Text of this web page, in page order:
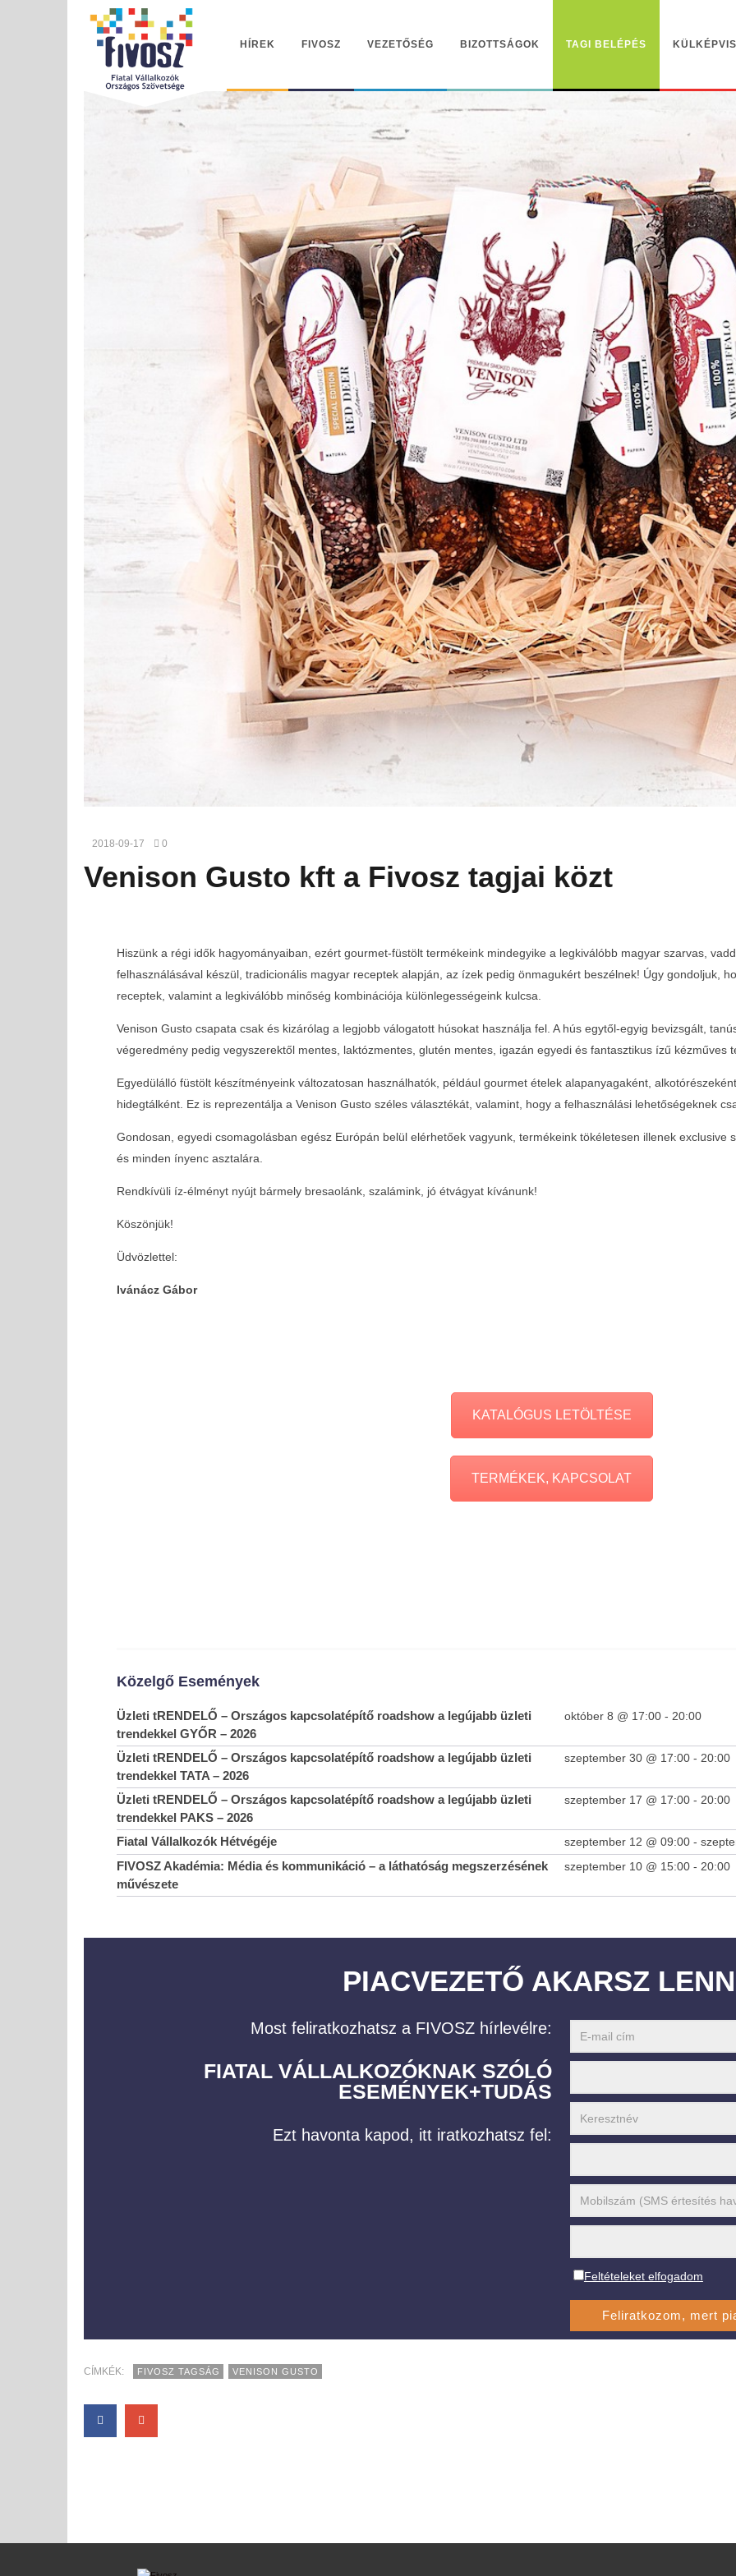
HÍREK FIVOSZ VEZETŐSÉG BIZOTTSÁGOK TAGI BELÉPÉS
2018-09-17 0
Venison Gusto kft a Fivosz tagjai közt
Venison Gusto kft a Fivosz tagjai közt
09-17
Teltházas FIVOSZ Garden Party-t tartottunk a Continental
2018-
09-17
Új régiós mozgásTÉR – üzleti lehetőségek, kapcsolatépítés
Ingatlan Bizottsága
2018-
09-17
Kereskedelmi Bizottság
javaslatokkal készülnek a fiatal vállalkozók
09-17
09-17
Hiszünk a régi idők hagyományaiban, ezért gourmet-füstölt termékeink mindegyike a legkiválóbb magyar szarvas,
felhasználásával készül, tradicionális magyar receptek alapján, az ízek pedig önmagukért beszélnek! Úgy gondoljuk,
receptek, valamint a legkiválóbb minőség kombinációja különlegességeink kulcsa.
Venison Gusto csapata csak és kizárólag a legjobb válogatott húsokat használja fel. A hús egytől-egyig bevizsgált,
végeredmény pedig vegyszerektől mentes, laktózmentes, glutén mentes, igazán egyedi és fantasztikus ízű kézműves
Egyedülálló füstölt készítményeink változatosan használhatók, például gourmet ételek alapanyagaként,
hidegtálként. Ez is reprezentálja a Venison Gusto széles választékát, valamint, hogy a felhasználási lehetőségeknek
Gondosan, egyedi csomagolásban egész Európán belül elérhetőek vagyunk, termékeink tökéletesen illenek exclusive
és minden ínyenc asztalára.
Rendkívüli íz-élményt nyújt bármely bresaolánk, szalámink, jó étvágyat kívánunk!
Köszönjük!
Üdvözlettel:
Ivánácz Gábor
KATALÓGUS LETÖLTÉSE
TERMÉKEK, KAPCSOLAT
Közelgő Események
Üzleti tRENDELŐ – Országos kapcsolatépítő roadshow a legújabb üzleti
trendekkel GYŐR – 2026
október 8 @ 17:00- 20:00
Üzleti tRENDELŐ – Országos kapcsolatépítő roadshow a legújabb üzleti
trendekkel TATA – 2026
szeptember 30 @ 17:00- 20:00
Üzleti tRENDELŐ – Országos kapcsolatépítő roadshow a legújabb üzleti
trendekkel PAKS – 2026
szeptember 17 @ 17:00- 20:00
Fiatal Vállalkozók Hétvégéje szeptember 12 @ 09:00-
FIVOSZ Akadémia: Média és kommunikáció – a láthatóság megszerzésének
művészete
szeptember 10 @ 15:00- 20:00
PIACVEZETŐ AKARSZ
Most feliratkozhatsz a FIVOSZ hírlevélre:
FIATAL VÁLLALKOZÓKNAK SZÓLÓ
ESEMÉNYEK+TUDÁS
Ezt havonta kapod, itt iratkozhatsz fel:
Feltételeket elfogadom
CÍMKÉK: FIVOSZ TAGSÁG VENISON GUSTO